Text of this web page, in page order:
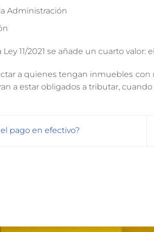
Administración
11/2021 se añade un cuarto valor:
a quienes tengan inmuebles
a estar obligados a tributar,
pago en efectivo?